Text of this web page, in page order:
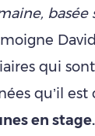
basée
qui
qu’il est
en